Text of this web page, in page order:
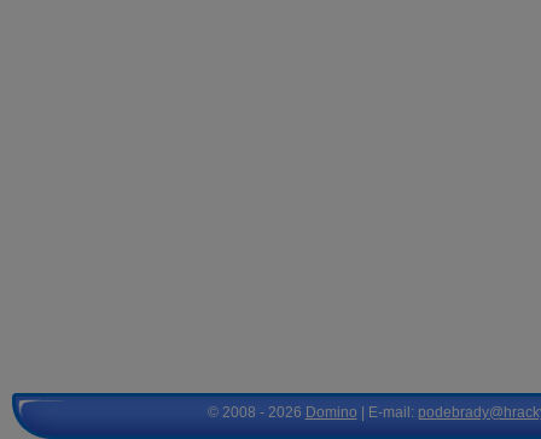
© 2008 - 2026 Domino | E-mail: